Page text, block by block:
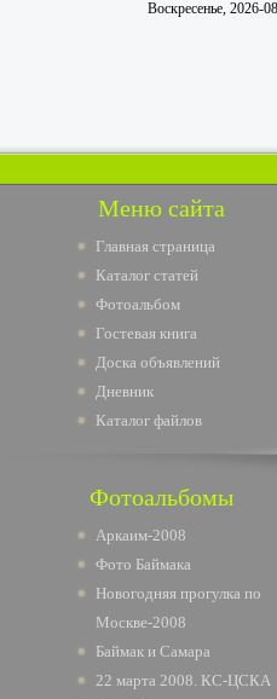
Воскресенье, 2026-
Меню сайта
Главная страница
Каталог статей
Фотоальбом
Гостевая книга
Доска объявлений
Дневник
Каталог файлов
Фотоальбомы
Аркаим-2008
Фото Баймака
Новогодняя прогулка по
Москве-2008
Баймак и Самара
22 марта 2008. КС-ЦСКА